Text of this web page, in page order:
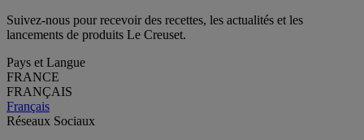
Suivez-nous pour recevoir des recettes, les actualités et les
lancements de produits Le Creuset.
Pays et Langue
FRANCE
FRANÇAIS
Français
Réseaux Sociaux